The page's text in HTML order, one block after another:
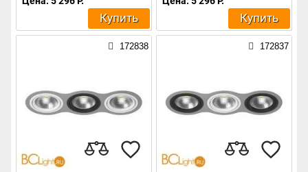
Купить Купить
172838 172837